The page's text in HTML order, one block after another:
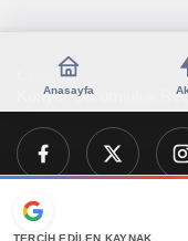
Anasayfa
Copyright © 2026 ,
Künye Sorumluluk
TERCIH EDILEN KAYNAK